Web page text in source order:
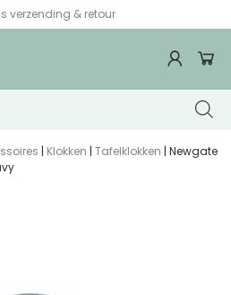
verzending & retour
| Klokken | Tafelklokken | Newgate